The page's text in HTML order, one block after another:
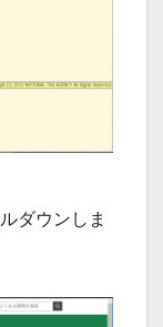
ダウンしま